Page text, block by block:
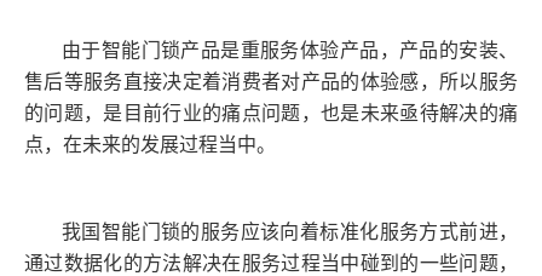
由于智能门锁产品是重服务体验产品，产品的安装、
售后等服务直接决定着消费者对产品的体验感，所以服务
的问题，是目前行业的痛点问题，也是未来亟待解决的痛
点，在未来的发展过程当中。
我国智能门锁的服务应该向着标准化服务方式前进，
通过数据化的方法解决在服务过程当中碰到的一些问题，